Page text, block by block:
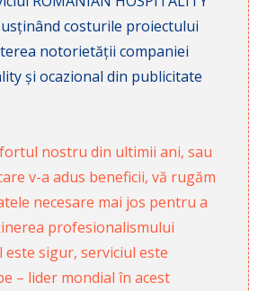
costurile proiectului
notorietății companiei
și ocazional din publicitate
nostru din ultimii ani, sau
v-a adus beneficii, vă rugăm
necesare mai jos pentru a
profesionalismului
este sigur, serviciul este
– lider mondial în acest